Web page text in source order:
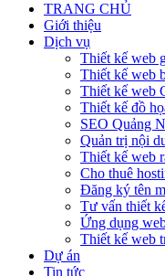
TRANG CHỦ
Giới thiệu
Dịch vụ
Thiết kế web
Thiết kế web
Thiết kế web
Thiết kế đồ
SEO Quảng
Quản trị nội
Thiết kế web
Cho thuê
Đăng ký tên
Tư vấn thiết
Ứng dụng
Thiết kế web
Dự án
Tin tức